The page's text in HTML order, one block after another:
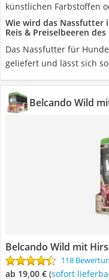
künstlichen Farbstoffen
Wie wird das Nassfutter
Reis & Preiselbeeren
Das Nassfutter für
geliefert und lässt sich
Belcando Wild
Belcando Wild mit
118
ab 19,00 € ( Sofort